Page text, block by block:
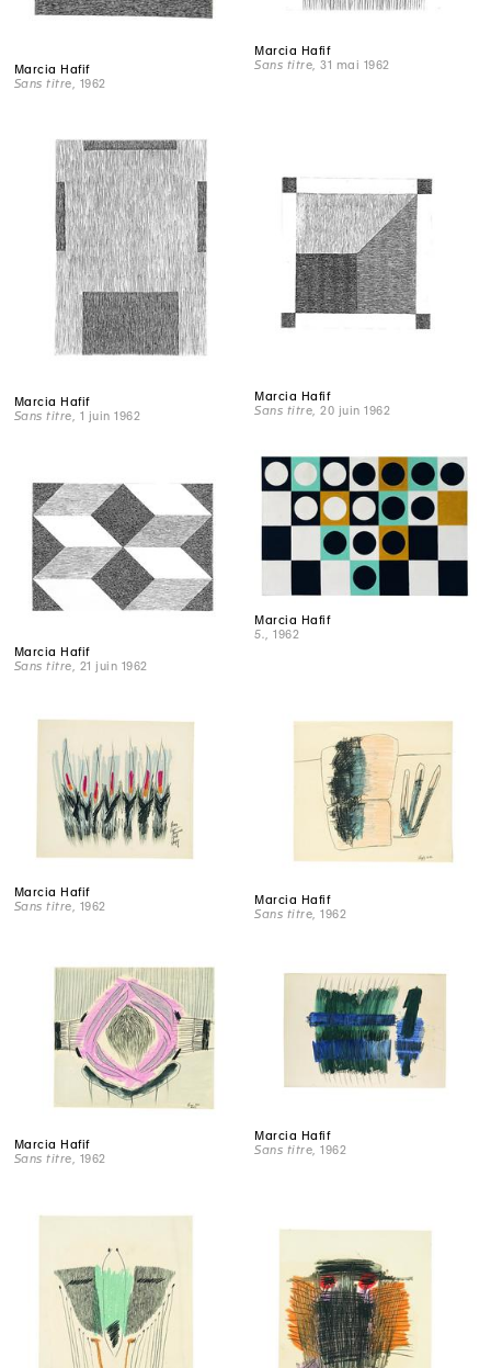
Marcia Hafif
Sans titre , 1962
Marcia Hafif
Sans titre , 31 mai 1962
Marcia Hafif
Sans titre , 1 juin 1962
Marcia Hafif
Sans titre , 20 juin 1962
Marcia Hafif
Sans titre , 21 juin 1962
Marcia Hafif
5.
, 1962
Marcia Hafif
Sans titre, 1962
Marcia Hafif
Sans titre , 1962
Marcia Hafif
Sans titre , 1962
Marcia Hafif
Sans titre , 1962